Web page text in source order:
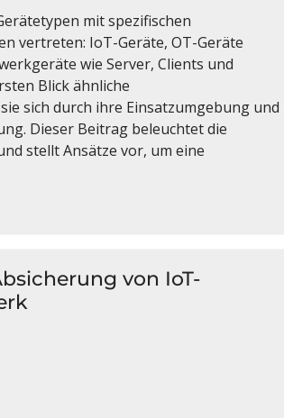
mit spezifischen
vertreten: IoT-Geräte, OT-Geräte
wie Server, Clients und
Blick ähnliche
sich durch ihre Einsatzumgebung und
Dieser Beitrag beleuchtet die
stellt Ansätze vor, um eine
von IoT-